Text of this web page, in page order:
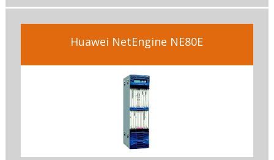
Huawei NetEngine NE80E